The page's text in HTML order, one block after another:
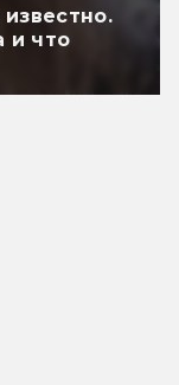
и что